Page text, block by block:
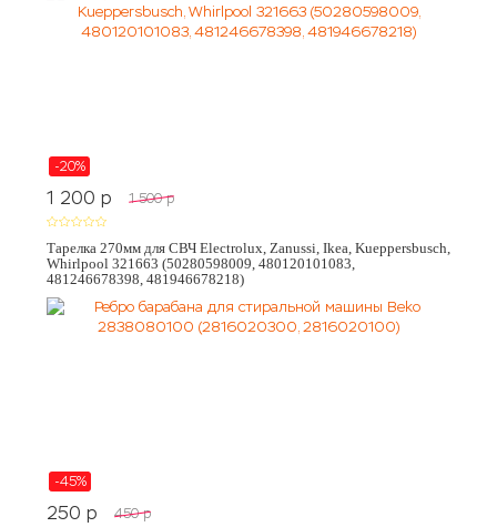
-20%
1 200 p 1 500 p
Тарелка 270мм для СВЧ Electrolux, Zanussi, Ikea, Kueppersbusch,
Whirlpool 321663 (50280598009, 480120101083,
481246678398, 481946678218)
-45%
250 p 450 p